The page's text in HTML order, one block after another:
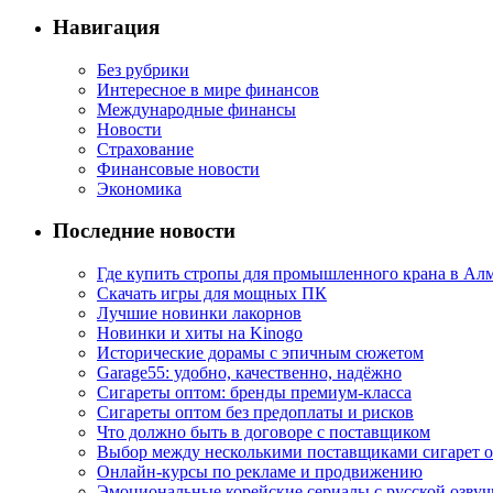
Навигация
Без рубрики
Интересное в мире финансов
Международные финансы
Новости
Страхование
Финансовые новости
Экономика
Последние новости
Где купить стропы для промышленного крана в
Скачать игры для мощных ПК
Лучшие новинки лакорнов
Новинки и хиты на Kinogo
Исторические дорамы с эпичным сюжетом
Garage55: удобно, качественно, надёжно
Сигареты оптом: бренды премиум-класса
Сигареты оптом без предоплаты и рисков
Что должно быть в договоре с поставщиком
Выбор между несколькими поставщиками сигарет
Онлайн-курсы по рекламе и продвижению